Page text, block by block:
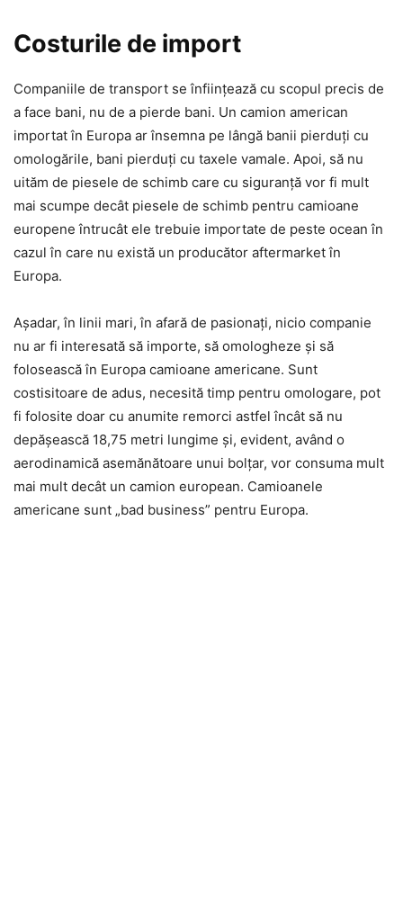
Costurile de import
Companiile de transport se înființează cu scopul precis de
a face bani, nu de a pierde bani. Un camion american
importat în Europa ar însemna pe lângă banii pierduți cu
omologările, bani pierduți cu taxele vamale. Apoi, să nu
uităm de piesele de schimb care cu siguranță vor fi mult
mai scumpe decât piesele de schimb pentru camioane
europene întrucât ele trebuie importate de peste ocean în
cazul în care nu există un producător aftermarket în
Europa.
Așadar, în linii mari, în afară de pasionați, nicio companie
nu ar fi interesată să importe, să omologheze și să
folosească în Europa camioane americane. Sunt
costisitoare de adus, necesită timp pentru omologare, pot
fi folosite doar cu anumite remorci astfel încât să nu
depășească 18,75 metri lungime și, evident, având o
aerodinamică asemănătoare unui bolțar, vor consuma mult
mai mult decât un camion european. Camioanele
americane sunt „bad business” pentru Europa.